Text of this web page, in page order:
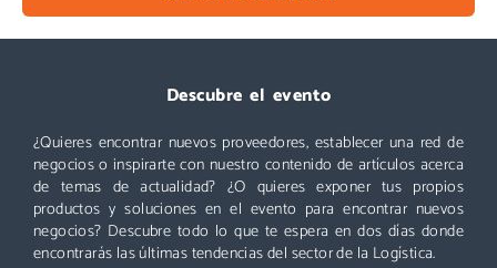
Descubre el evento
¿Quieres encontrar nuevos proveedores, establecer una red de
negocios o inspirarte con nuestro contenido de artículos acerca
de temas de actualidad? ¿O quieres exponer tus propios
productos y soluciones en el evento para encontrar nuevos
negocios? Descubre todo lo que te espera en dos días donde
encontrarás las últimas tendencias del sector de la Logística.
Un evento que no puedes perderte: miles de profesionales
fuera. ¡Conoce nuevos proveedores, descubre todas las áreas
y asiste a las mejores conferencias!
Descubre más